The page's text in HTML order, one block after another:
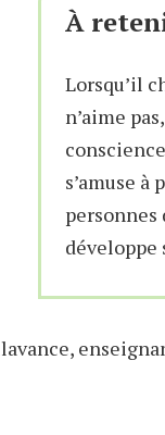
À
Lorsqu’il
n’aime
s’amuse à
personnes
développe